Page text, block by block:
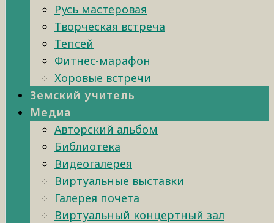
Русь мастеровая
Творческая встреча
Тепсей
Фитнес-марафон
Хоровые встречи
Земский учитель
Медиа
Авторский альбом
Библиотека
Видеогалерея
Виртуальные выставки
Галерея почета
Виртуальный концертный зал